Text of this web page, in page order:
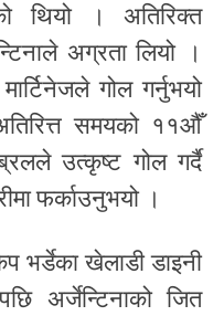
थियो । अतिरिक्त
अग्रता लियो ।
गोल गर्नुभयो
समयको ११औँ
उत्कृष्ट गोल गर्दै
फर्काउनुभयो ।
खेलाडी डाइनी
अर्जेन्टिनाको जित